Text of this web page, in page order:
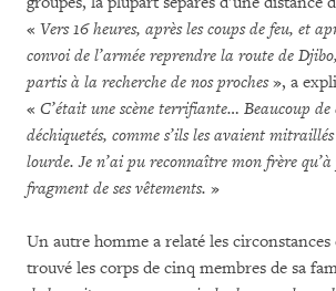
« Vers 16 heures, après les coups de feu, et
convoi de l’armée reprendre la route de
partis à la recherche de nos proches», a
« C’était une scène terrifiante… Beaucoup
déchiquetés, comme s’ils les avaient
lourde. Je n’ai pu reconnaître mon frère
fragment de ses vêtements. »
Un autre homme a relaté les circonstances
trouvé les corps de cinq membres de sa